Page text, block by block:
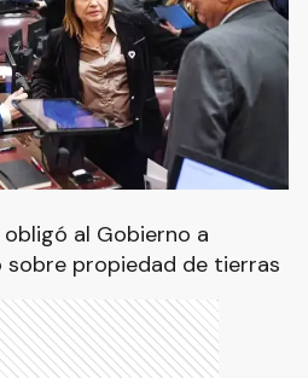
al Gobierno a
propiedad de tierras